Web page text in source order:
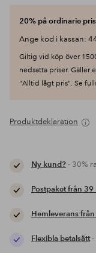
20% på ordinarie
Ange kod i kassan:
Giltig vid köp över
nedsatta priser. Gäller
"Alltid lågt pris". Se
Produktdeklaration
Ny kund?- 30%
Postpaket från 39
Hemleverans
Flexibla betalsätt-